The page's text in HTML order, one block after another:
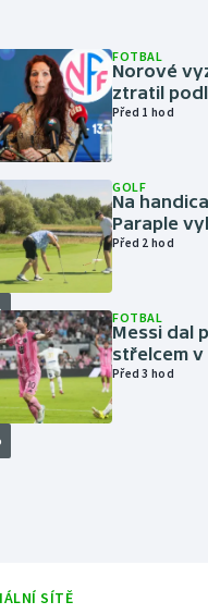
FOTBAL
Norové
ztratil
Před 1 hod
GOLF
Na
Paraple
Před 2 hod
FOTBAL
Messi dal
střelcem v
Před 3 hod
SÍTĚ